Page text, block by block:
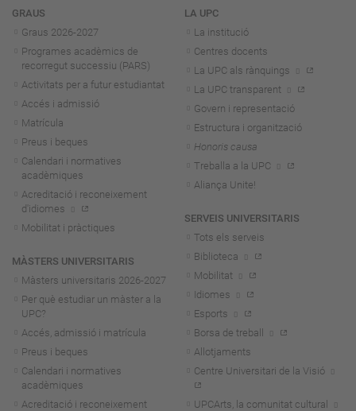
Navegació
GRAUS
Graus 2026-2027
Programes acadèmics de
recorregut successiu (PARS)
Activitats per a futur estudiantat
Accés i admissió
Matrícula
Preus i beques
Calendari i normatives
acadèmiques
Acreditació i reconeixement
d'idiomes
Mobilitat i pràctiques
MÀSTERS UNIVERSITARIS
Màsters universitaris 2026-2027
Per què estudiar un màster a la
UPC?
Accés, admissió i matrícula
Preus i beques
Calendari i normatives
acadèmiques
Acreditació i reconeixement
LA UPC
La institució
Centres docents
La UPC als rànquings
La UPC transparent
Govern i representació
Estructura i organització
Honoris causa
Treballa a la UPC
Aliança Unite!
SERVEIS UNIVERSITARIS
Tots els serveis
Biblioteca
Mobilitat
Idiomes
Esports
Borsa de treball
Allotjaments
Centre Universitari de la Visió
UPCArts, la comunitat cultural